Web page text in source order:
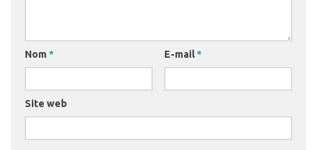
Nom * E-mail*
Site web